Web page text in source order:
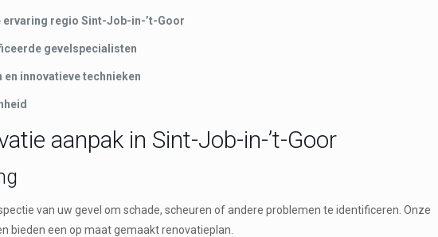
regio Sint-Job-in-’t-Goor
gevelspecialisten
innovatieve technieken
aanpak in Sint-Job-in-’t-Goor
van uw gevel om schade, scheuren of andere problemen te identificeren. Onze
bieden een op maat gemaakt renovatieplan.